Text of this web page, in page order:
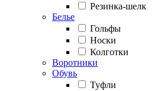
Резинка-шелк
Белье
Гольфы
Носки
Колготки
Воротники
Обувь
Туфли